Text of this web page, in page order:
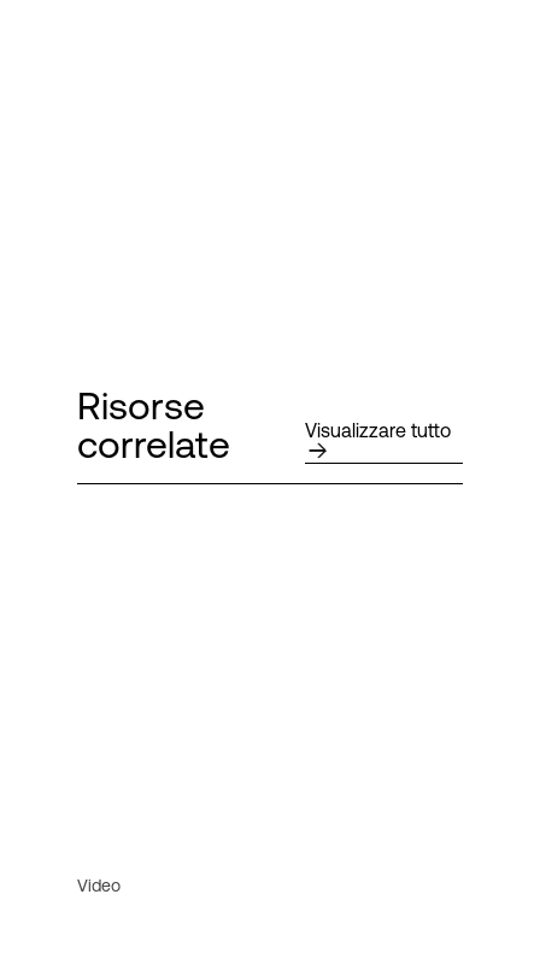
Risorse
correlate
Visualizzare tutto
Video